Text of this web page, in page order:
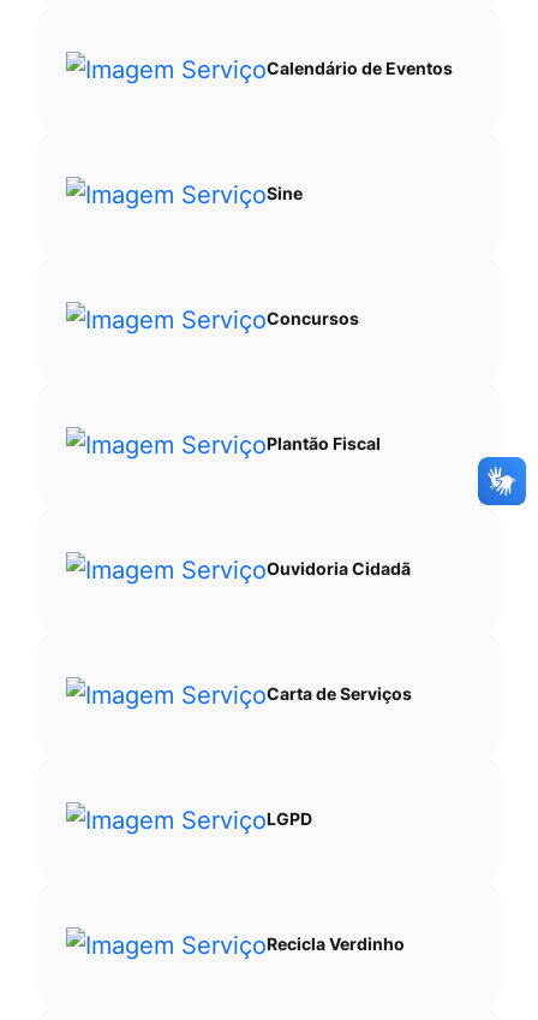
Calendário de Eventos
Sine
Concursos
Plantão Fiscal
Ouvidoria Cidadã
Carta de Serviços
LGPD
Recicla Verdinho